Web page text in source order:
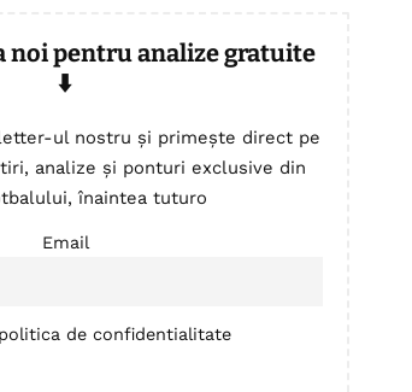
noi pentru analize gratuite
⬇️
ul nostru și primește direct pe
analize și ponturi exclusive din
înaintea tuturo
Email
de confidentialitate